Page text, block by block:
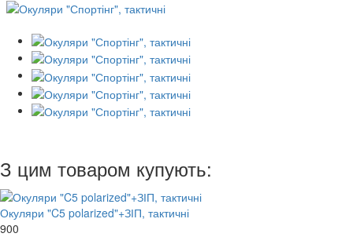
З цим товаром купують:
Окуляри "C5 polarized"+ЗІП, тактичні
900